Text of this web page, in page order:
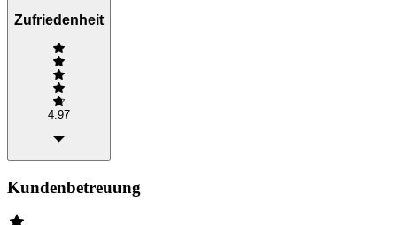
Zufriedenheit
4.97
Kundenbetreuung